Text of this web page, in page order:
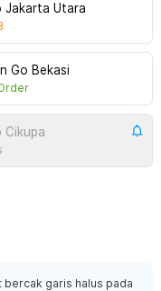
Jakarta Utara
Go Bekasi
Cikupa
bercak garis halus pada